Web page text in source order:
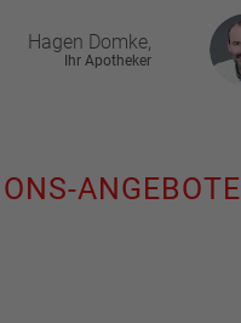
Hagen Domke,
Ihr Apotheker
ANGEBOTE